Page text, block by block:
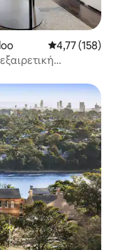
Μέση
4,77 (158)